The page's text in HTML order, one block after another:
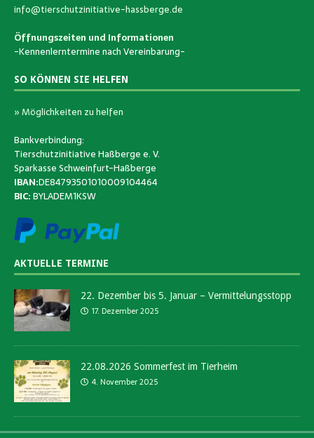
info@tierschutzinitiative-hassberge.de
Öffnungszeiten und Informationen
-Kennenlerntermine nach Vereinbarung-
SO KÖNNEN SIE HELFEN
» Möglichkeiten zu helfen
Bankverbindung:
Tierschutzinitiative Haßberge e. V.
Sparkasse Schweinfurt-Haßberge
IBAN:DE84793501010009104464
BIC:BYLADEM1KSW
AKTUELLE TERMINE
22. Dezember bis 5. Januar – Vermittelungsstopp
17. Dezember 2025
22.08.2026 Sommerfest im Tierheim
4. November 2025